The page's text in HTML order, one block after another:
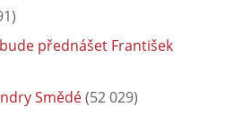
přednášet František
Smědé(52 029)